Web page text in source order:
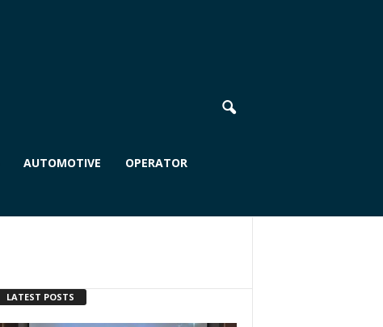
AUTOMOTIVE OPERATOR
LATEST POSTS